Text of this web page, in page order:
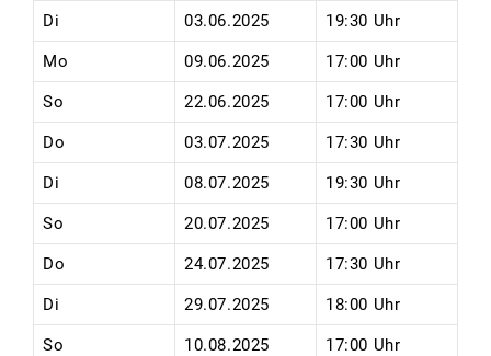
Di 03.06.2025 19:30 Uhr
Mo 09.06.2025 17:00 Uhr
So 22.06.2025 17:00 Uhr
Do 03.07.2025 17:30 Uhr
Di 08.07.2025 19:30 Uhr
So 20.07.2025 17:00 Uhr
Do 24.07.2025 17:30 Uhr
Di 29.07.2025 18:00 Uhr
So 10.08.2025 17:00 Uhr